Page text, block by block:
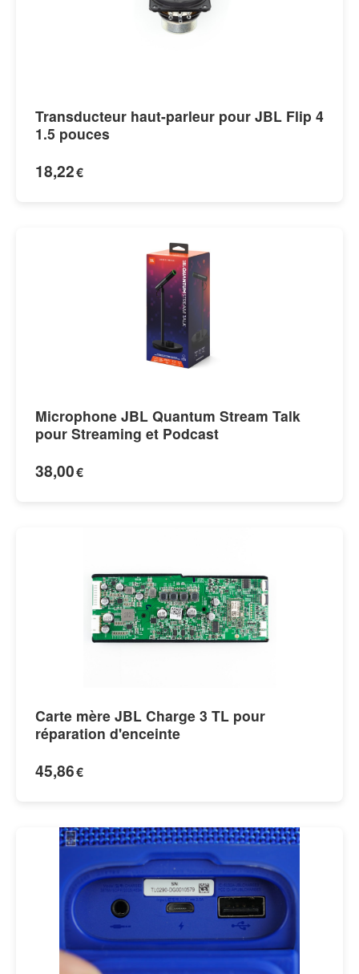
Transducteur haut-parleur pour JBL Flip 4
1.5 pouces
18,22€
Microphone JBL Quantum Stream Talk
pour Streaming et Podcast
38,00€
Carte mère JBL Charge 3 TL pour
réparation d'enceinte
45,86€